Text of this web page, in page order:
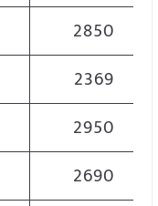
2850
2369
2950
2690